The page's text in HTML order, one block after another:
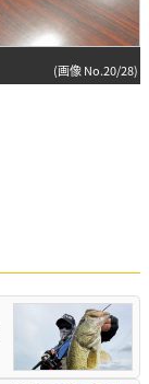
(画像 No.20/28)